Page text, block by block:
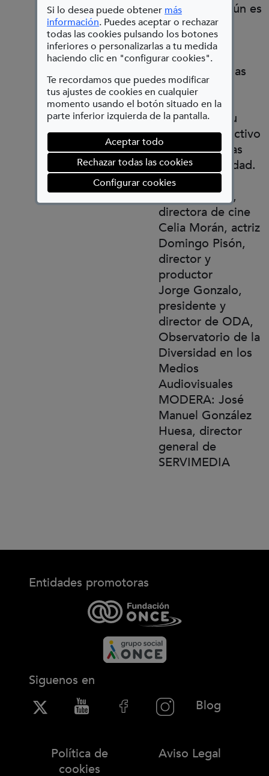
Si lo desea puede obtener más
información(Abre en nueva ventana)
. Puedes aceptar o rechazar
todas las cookies pulsando los botones
inferiores o personalizarlas a tu medida
haciendo clic en "configurar cookies".
Te recordamos que puedes modificar
tus ajustes de cookies en cualquier
momento usando el botón situado en la
parte inferior izquierda de la pantalla.
Aceptar todo
Rechazar todas las cookies
Configurar cookies(abre en ventana
reconocido, aún es
insuficiente.
Con nuestros
invitados
analizaremos las
narrativas
audiovisuales
españolas y su
mirada al colectivo
de las personas
con discapacidad.
PARTICIPAN:
Sadrak Zmork,
directora de cine
Celia Morán, actriz
Domingo Pisón,
director y
productor
Jorge Gonzalo,
presidente y
director de ODA,
Observatorio de la
Diversidad en los
Medios
Audiovisuales
MODERA: José
Manuel González
Huesa, director
general de
SERVIMEDIA
Entidades promotoras
Siguenos en
Blog
Política de
cookies
Aviso Legal